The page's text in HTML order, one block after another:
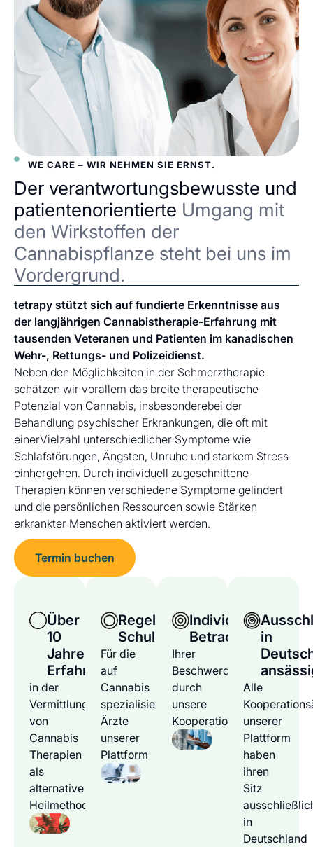
WE CARE – WIR NEHMEN SIE ERNST.
Der verantwortungsbewusste und
patientenorientierte Umgang mit
den Wirkstoffen der
Cannabispflanze steht bei uns im
Vordergrund.
tetrapy stützt sich auf fundierte Erkenntnisse aus
der langjährigen Cannabistherapie-Erfahrung mit
tausenden Veteranen und Patienten im kanadischen
Wehr-, Rettungs- und Polizeidienst.
Neben den Möglichkeiten in der Schmerztherapie
schätzen wir vorallem das breite therapeutische
Potenzial von Cannabis, insbesonderebei der
Behandlung psychischer Erkrankungen, die oft mit
einerVielzahl unterschiedlicher Symptome wie
Schlafstörungen, Ängsten, Unruhe und starkem Stress
einhergehen. Durch individuell zugeschnittene
Therapien können verschiedene Symptome gelindert
und die persönlichen Ressourcen sowie Stärken
erkrankter Menschen aktiviert werden.
Termin buchen
Über
10
Jahre
Erfahrung
in der
Vermittlung
von
Cannabis
Therapien
als
alternative
Heilmethode
Regelmäßige
Schulungen
Für die
auf
Cannabis
spezialisierten
Ärzte
unserer
Plattform
Individuelle
Betrachtung
Ihrer
Beschwerden
durch
unsere
Kooperationsärzte
in
Alle
unserer
Plattform
haben
ihren
Sitz
in
Deutschland